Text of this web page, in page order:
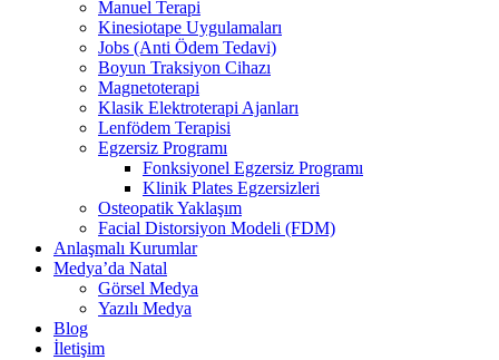
Manuel Terapi
Kinesiotape Uygulamaları
Jobs (Anti Ödem Tedavi)
Boyun Traksiyon Cihazı
Magnetoterapi
Klasik Elektroterapi Ajanları
Lenfödem Terapisi
Egzersiz Programı
Fonksiyonel Egzersiz Programı
Klinik Plates Egzersizleri
Osteopatik Yaklaşım
Facial Distorsiyon Modeli (FDM)
Anlaşmalı Kurumlar
Medya’da Natal
Görsel Medya
Yazılı Medya
Blog
İletişim